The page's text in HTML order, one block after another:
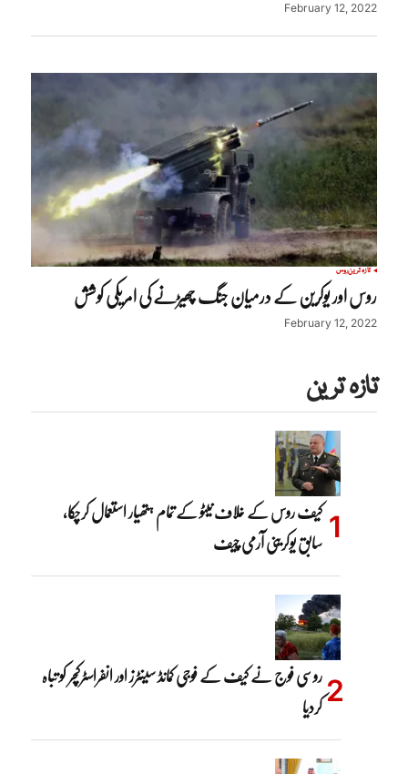
February 12, 2022
تازہ ترینروس
روس اور یوکرین کے درمیان جنگ چھیڑنے کی امریکی کوشش
February 12, 2022
تازہ ترین
کیف روس کے خلاف نیٹو کے تمام ہتھیار استعمال کرچکا،
سابق یوکرینی آرمی چیف
روسی فوج نے کیف کے فوجی کمانڈ سینٹرز اور انفراسٹرکچر کو تباہ
کردیا